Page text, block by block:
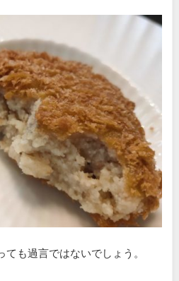
も過言ではないでしょう。